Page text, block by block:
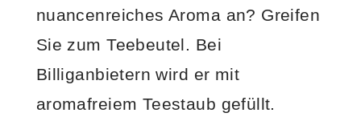
nuancenreiches Aroma an? Greifen
Sie zum Teebeutel. Bei
Billiganbietern wird er mit
aromafreiem Teestaub gefüllt.